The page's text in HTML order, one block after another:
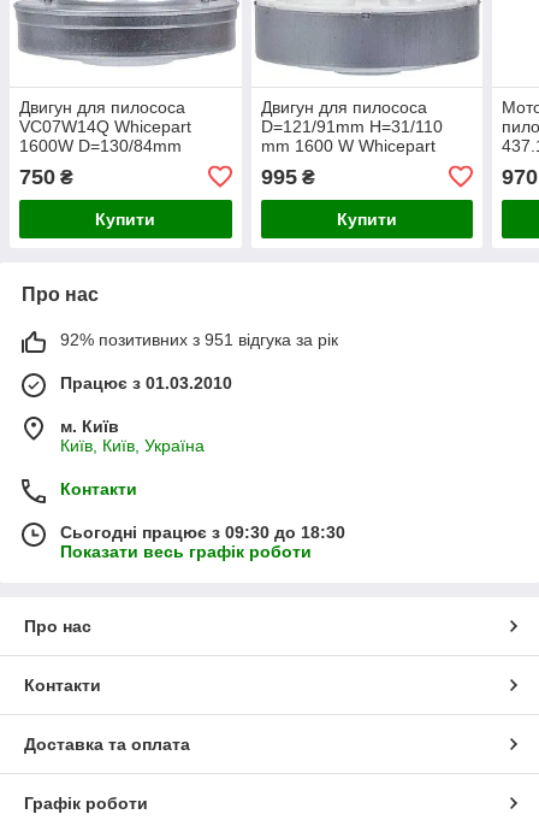
Двигун для пилососа
VC07W14Q Whicepart
1600W D=130/84mm
750 ₴
Купити
Двигун для пилососа
D=121/91mm H=31/110
mm 1600 W Whicepart
995₴
Купити
970
Про нас
92% позитивних з 951 відгука за рік
Працює з 01.03.2010
м. Київ
Київ, Київ, Україна
Контакти
Сьогодні працює з 09:30 до 18:30
Показати весь графік роботи
Про нас
Контакти
Доставка та оплата
Графік роботи